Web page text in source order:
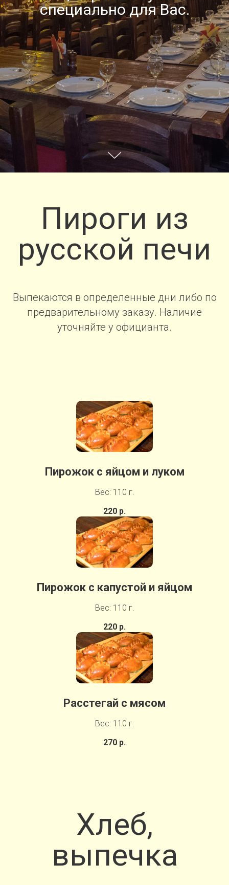
специально для Вас.
Пироги из
русской печи
Выпекаются в определенные дни либо по
предварительному заказу. Наличие
уточняйте у официанта.
Пирожок с яйцом и луком
Вес: 110 г.
220 р.
Пирожок с капустой и яйцом
Вес: 110 г.
220 р.
Расстегай с мясом
Вес: 110 г.
270 р.
Хлеб,
выпечка